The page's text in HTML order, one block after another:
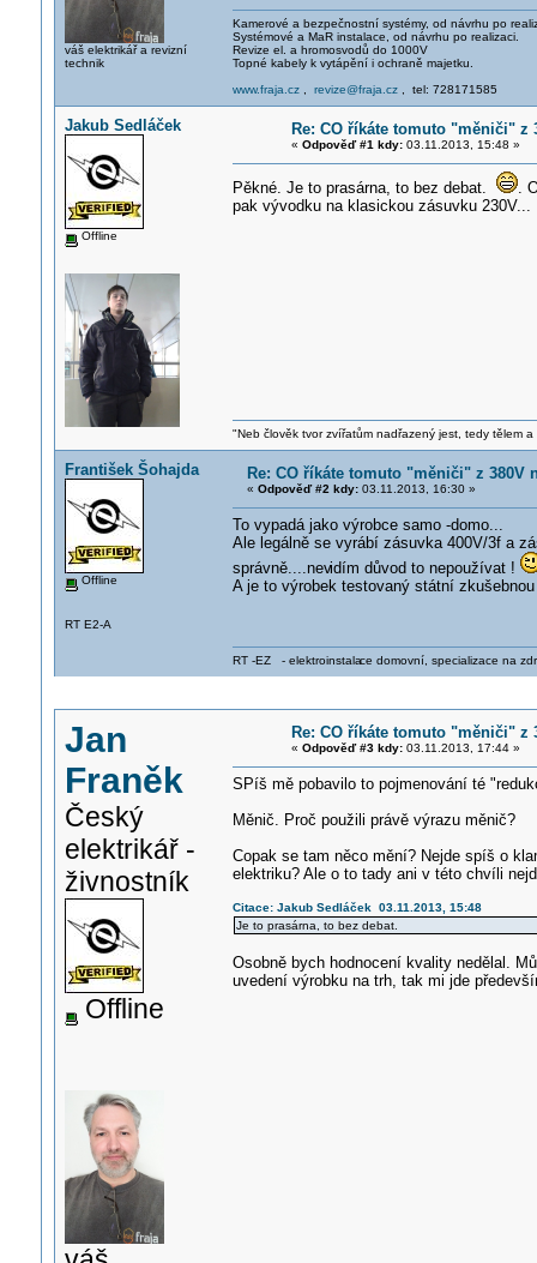
váš elektrikář a revizní
technik
Kamerové a bezpečnostní systémy, od návrhu po
Systémové a MaR instalace, od návrhu po realizaci.
Revize el. a hromosvodů do 1000V
Topné kabely k vytápění i ochraně majetku.
www.fraja.cz, revize@fraja.cz, tel: 728171585
Jakub Sedláček
Offline
Re: CO říkáte tomuto "měniči" z
« Odpověď #1 kdy:03.11.2013, 15:48 »
Pěkné. Je to prasárna, to bez debat.
.
pak vývodku na klasickou zásuvku 230V...
"Neb člověk tvor zvířatům nadřazený jest, tedy tělem
František Šohajda
Offline
RT E2-A
Re: CO říkáte tomuto "měniči" z 380V
« Odpověď #2 kdy:03.11.2013, 16:30 »
To vypadá jako výrobce samo -domo...
Ale legálně se vyrábí zásuvka 400V/3f a
správně....nevidím důvod to nepoužívat !
A je to výrobek testovaný státní
RT -EZ - elektroinstalace domovní, specializace na
Jan
Franěk
Český
elektrikář -
živnostník
Offline
Re: CO říkáte tomuto "měniči" z
« Odpověď #3 kdy:03.11.2013, 17:44 »
SPíš mě pobavilo to pojmenování té
Měnič. Proč použili právě výrazu měnič?
Copak se tam něco mění? Nejde spíš o
elektriku? Ale o to tady ani v této chvíli
Citace: Jakub Sedláček 03.11.2013, 15:48
Je to prasárna, to bez debat.
Osobně bych hodnocení kvality nedělal.
uvedení výrobku na trh, tak mi jde